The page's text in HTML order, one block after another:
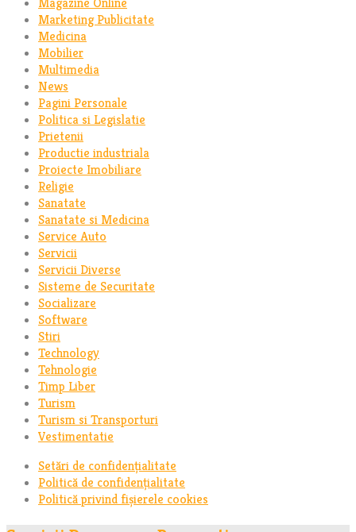
Marketing Publicitate
Medicina
Mobilier
Multimedia
News
Pagini Personale
Politica si Legislatie
Prietenii
Productie industriala
Proiecte Imobiliare
Religie
Sanatate
Sanatate si Medicina
Service Auto
Servicii
Servicii Diverse
Sisteme de Securitate
Socializare
Software
Stiri
Technology
Tehnologie
Timp Liber
Turism
Turism si Transporturi
Vestimentatie
Setări de confidențialitate
Politică de confidențialitate
Politică privind fișierele cookies